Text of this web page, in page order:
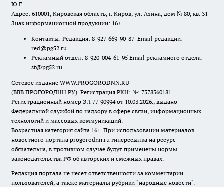
Ю.Г.
Адрес: 610001, Кировская область, г. Киров, ул. Азина, дом № 80, кв. 31
Знак информационной продукции: 16+
Контакты: Редакция: 8-927-669-90-87 Email редакции:
red@pg52.ru
Рекламный отдел: 8-920-004-61-95 Email рекламного отдела:
st@pg52.ru
Сетевое издание WWW.PROGORODNN.RU
(ВВВ.ПРОГОРОДНН.РУ). Регистрация РКН: №: 7378360181.
Регистрационный номер ЭЛ 77-90994 от 10.03.2026., выдано
Федеральной службой по надзору в сфере связи, информационных
технологий и массовых коммуникаций.
Возрастная категория сайта 16+. При использовании материалов
новостного портала progorodnn.ru гиперссылка на ресурс
обязательна, в противном случае будут применены нормы
законодательства РФ об авторских и смежных правах.
Редакция портала не несет ответственности за комментарии
пользователей, а также материалы рубрики "народные новости".